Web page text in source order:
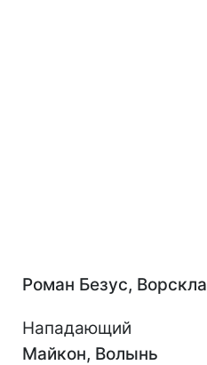
Роман Безус, Ворскла
Нападающий
Майкон, Волынь